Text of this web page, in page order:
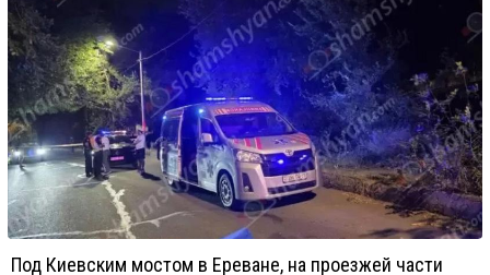
Под Киевским мостом в Ереване, на проезжей части